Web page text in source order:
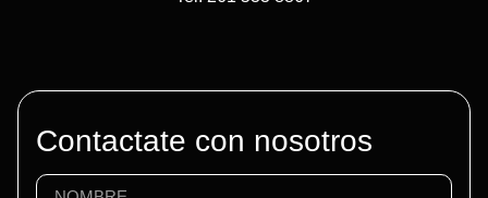
Contactate con nosotros